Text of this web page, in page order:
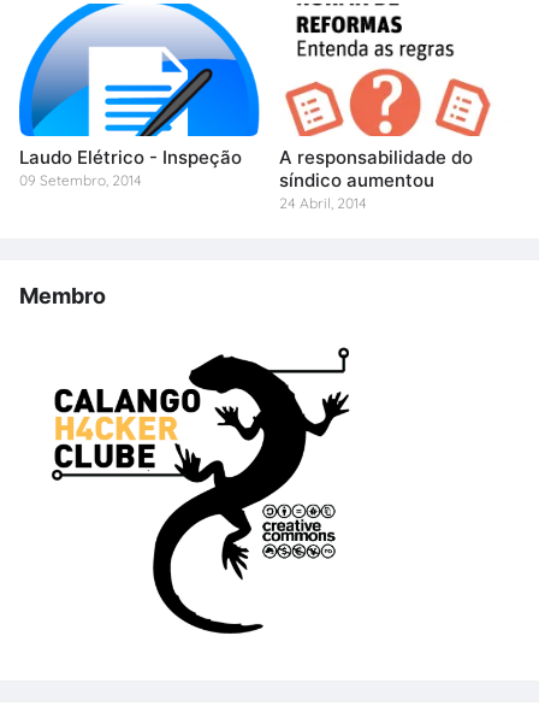
Laudo Elétrico - Inspeção
09 Setembro, 2014
A responsabilidade do
síndico aumentou
24 Abril, 2014
Membro